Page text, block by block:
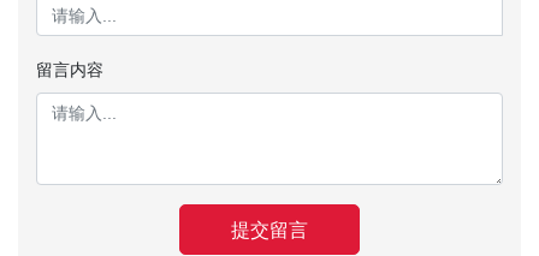
留言内容
提交留言